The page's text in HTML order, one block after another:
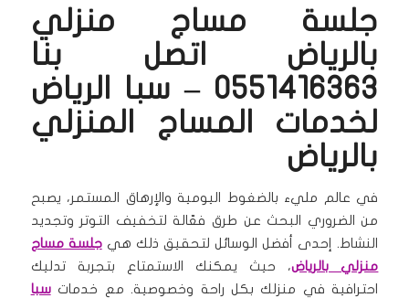
جلسة مساج منزلي
بالرياض اتصل بنا
0551416363 – سبا الرياض
لخدمات المساج المنزلي
بالرياض
في عالم مليء بالضغوط اليومية والإرهاق المستمر، يصبح
من الضروري البحث عن طرق فعّالة لتخفيف التوتر وتجديد
النشاط. إحدى أفضل الوسائل لتحقيق ذلك هيجلسة مساج
منزلي بالرياض، حيث يمكنك الاستمتاع بتجربة تدليك
احترافية في منزلك بكل راحة وخصوصية. مع خدماتسبا